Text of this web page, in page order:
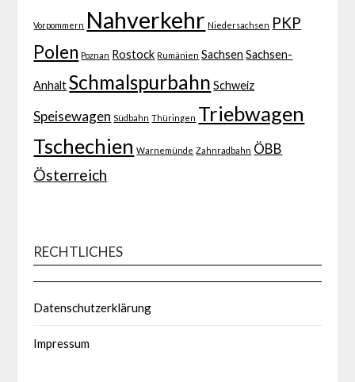
Vorpommern Nahverkehr Niedersachsen PKP
Polen Poznan Rostock Rumänien Sachsen Sachsen-
Anhalt Schmalspurbahn Schweiz
Speisewagen Südbahn Thüringen Triebwagen
Tschechien Warnemünde Zahnradbahn ÖBB
Österreich
RECHTLICHES
Datenschutzerklärung
Impressum